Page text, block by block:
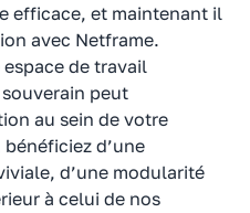
efficace, et maintenant il
avec Netframe.
de travail
peut
au sein de votre
d’une
d’une modularité
à celui de nos